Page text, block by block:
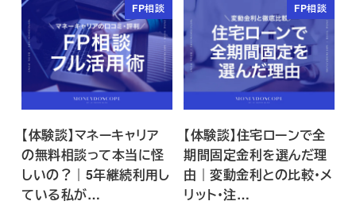
FP相談
【体験談】マネーキャリア
の無料相談って本当に怪
しいの？｜5年継続利用し
ている私が…
FP相談
【体験談】住宅ローンで全
期間固定金利を選んだ理
由｜変動金利との比較・メ
リット・注…